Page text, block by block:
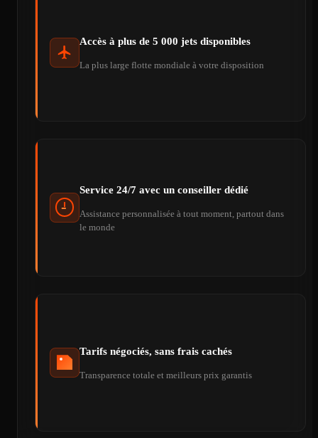
Accès à plus de 5 000 jets disponibles
La plus large flotte mondiale à votre disposition
Service 24/7 avec un conseiller dédié
Assistance personnalisée à tout moment, partout dans
le monde
Tarifs négociés, sans frais cachés
Transparence totale et meilleurs prix garantis